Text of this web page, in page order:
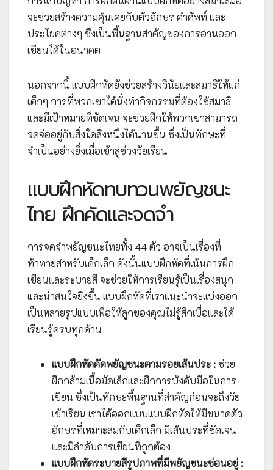
จะช่วยสร้างความคุ้นเคยกับตัวอักษร คำศัพท์ และ
ประโยคต่างๆ ซึ่งเป็นพื้นฐานสำคัญของการอ่านออก
เขียนได้ในอนาคต
นอกจากนี้ แบบฝึกหัดยังช่วยสร้างวินัยและสมาธิให้แก่
เด็กๆ การที่พวกเขาได้นั่งทำกิจกรรมที่ต้องใช้สมาธิ
และมีเป้าหมายที่ชัดเจน จะช่วยฝึกให้พวกเขาสามารถ
จดจ่ออยู่กับสิ่งใดสิ่งหนึ่งได้นานขึ้น ซึ่งเป็นทักษะที่
จำเป็นอย่างยิ่งเมื่อเข้าสู่ช่วงวัยเรียน
แบบฝึกหัดทบทวนพยัญชนะ
ไทย ฝึกคัดและจดจำ
การจดจำพยัญชนะไทยทั้ง 44 ตัว อาจเป็นเรื่องที่
ท้าทายสำหรับเด็กเล็ก ดังนั้นแบบฝึกหัดที่เน้นการฝึก
เขียนและระบายสี จะช่วยให้การเรียนรู้เป็นเรื่องสนุก
และน่าสนใจยิ่งขึ้น แบบฝึกหัดที่เราแนะนำจะแบ่งออก
เป็นหลายรูปแบบเพื่อให้ลูกของคุณไม่รู้สึกเบื่อและได้
เรียนรู้ครบทุกด้าน
แบบฝึกหัดคัดพยัญชนะตามรอยเส้นประ :ช่วย
ฝึกกล้ามเนื้อมัดเล็กและฝึกการบังคับมือในการ
เขียน ซึ่งเป็นทักษะพื้นฐานที่สำคัญก่อนจะถึงวัย
เข้าเรียน เราได้ออกแบบแบบฝึกหัดให้มีขนาดตัว
อักษรที่เหมาะสมกับเด็กเล็ก มีเส้นประที่ชัดเจน
และมีลำดับการเขียนที่ถูกต้อง
แบบฝึกหัดระบายสีรูปภาพที่มีพยัญชนะซ่อนอยู่ :